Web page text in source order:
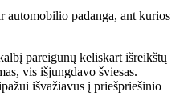
automobilio padanga, ant kurios
pareigūnų keliskart išreikštų
vis išjungdavo šviesas.
išvažiavus į priešpriešinio